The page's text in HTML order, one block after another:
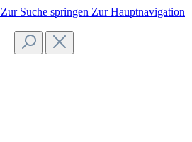
Zur Suche springen Zur Hauptnavigation